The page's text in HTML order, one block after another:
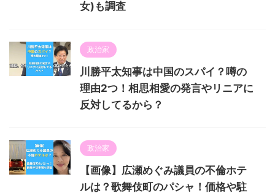
女)も調査
政治家
川勝平太知事は中国のスパイ？噂の
理由2つ！相思相愛の発言やリニアに
反対してるから？
政治家
【画像】広瀬めぐみ議員の不倫ホテ
ルは？歌舞伎町のパシャ！価格や駐